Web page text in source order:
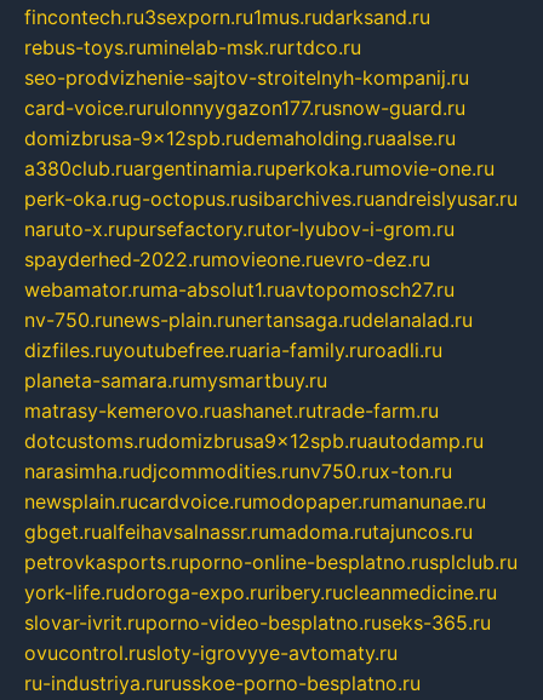
fincontech.ru3sexporn.ru1mus.rudarksand.ru
rebus-toys.ruminelab-msk.rurtdco.ru
seo-prodvizhenie-sajtov-stroitelnyh-kompanij.ru
card-voice.rurulonnyygazon177.rusnow-guard.ru
domizbrusa-9x12spb.rudemaholding.ruaalse.ru
a380club.ruargentinamia.ruperkoka.rumovie-one.ru
perk-oka.rug-octopus.rusibarchives.ruandreislyusar.ru
naruto-x.rupursefactory.rutor-lyubov-i-grom.ru
spayderhed-2022.rumovieone.ruevro-dez.ru
webamator.ruma-absolut1.ruavtopomosch27.ru
nv-750.runews-plain.runertansaga.rudelanalad.ru
dizfiles.ruyoutubefree.ruaria-family.ruroadli.ru
planeta-samara.rumysmartbuy.ru
matrasy-kemerovo.ruashanet.rutrade-farm.ru
dotcustoms.rudomizbrusa9x12spb.ruautodamp.ru
narasimha.rudjcommodities.runv750.rux-ton.ru
newsplain.rucardvoice.rumodopaper.rumanunae.ru
gbget.rualfeihavsalnassr.rumadoma.rutajuncos.ru
petrovkasports.ruporno-online-besplatno.rusplclub.ru
york-life.rudoroga-expo.ruribery.rucleanmedicine.ru
slovar-ivrit.ruporno-video-besplatno.ruseks-365.ru
ovucontrol.rusloty-igrovyye-avtomaty.ru
ru-industriya.rurusskoe-porno-besplatno.ru